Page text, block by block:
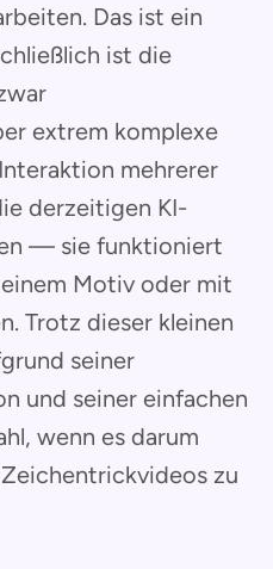
Das ist ein
ist die
extrem komplexe
mehrerer
derzeitigen KI-
— sie funktioniert
Motiv oder mit
Trotz dieser kleinen
seiner
und seiner einfachen
wenn es darum
zu